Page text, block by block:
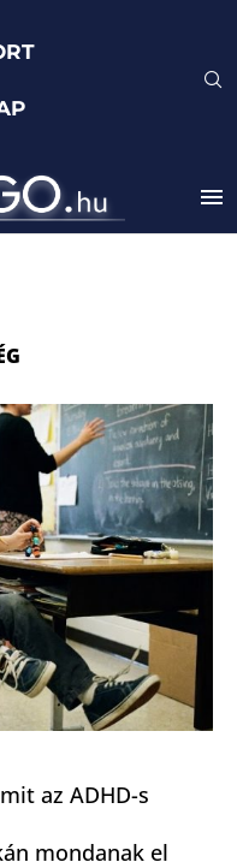
az ADHD-s
mondanak el